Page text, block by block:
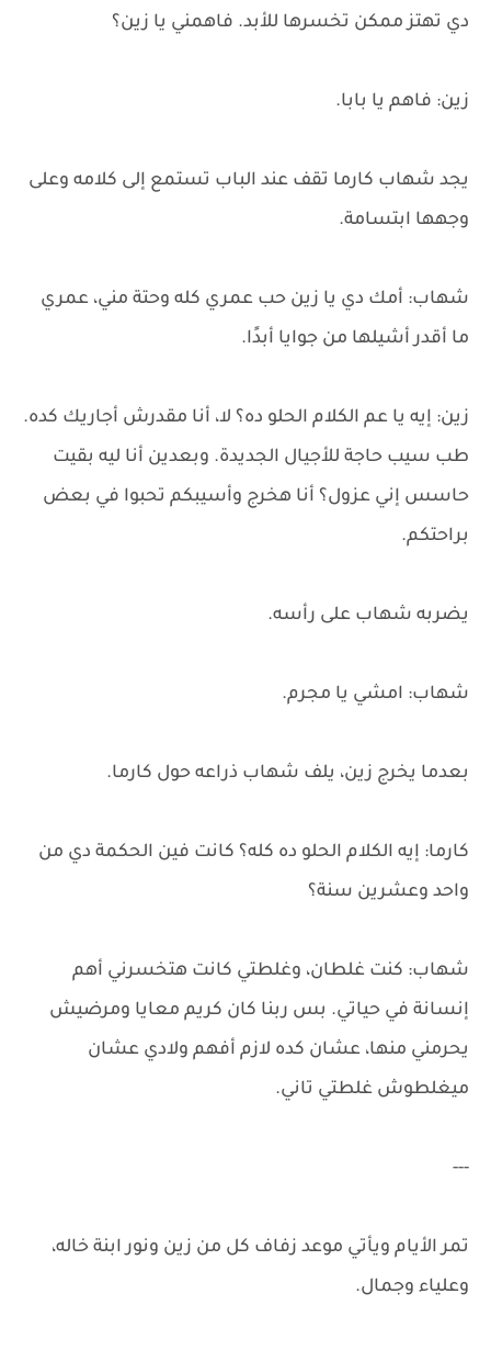
دي تهتز ممكن تخسرها للأبد. فاهمني يا زين؟
زين: فاهم يا بابا.
يجد شهاب كارما تقف عند الباب تستمع إلى كلامه وعلى
وجهها ابتسامة.
شهاب: أمك دي يا زين حب عمري كله وحتة مني، عمري
ما أقدر أشيلها من جوايا أبدًا.
زين: إيه يا عم الكلام الحلو ده؟ لا، أنا مقدرش أجاريك كده.
طب سيب حاجة للأجيال الجديدة. وبعدين أنا ليه بقيت
حاسس إني عزول؟ أنا هخرج وأسيبكم تحبوا في بعض
براحتكم.
يضربه شهاب على رأسه.
شهاب: امشي يا مجرم.
بعدما يخرج زين، يلف شهاب ذراعه حول كارما.
كارما: إيه الكلام الحلو ده كله؟ كانت فين الحكمة دي من
واحد وعشرين سنة؟
شهاب: كنت غلطان، وغلطتي كانت هتخسرني أهم
إنسانة في حياتي. بس ربنا كان كريم معايا ومرضيش
يحرمني منها، عشان كده لازم أفهم ولادي عشان
ميغلطوش غلطتي تاني.
---
تمر الأيام ويأتي موعد زفاف كل من زين ونور ابنة خاله،
وعلياء وجمال.